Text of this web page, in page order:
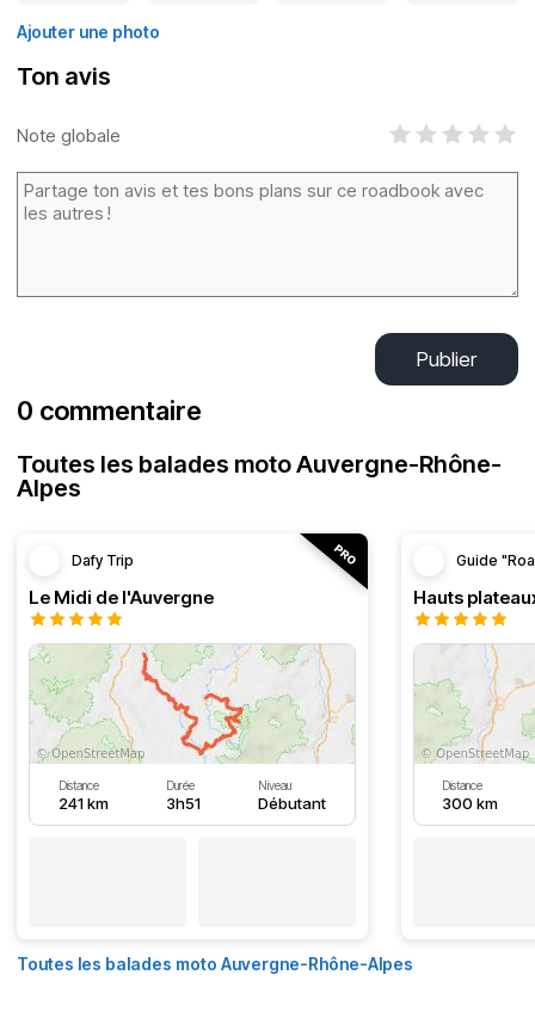
Ajouter une photo
Ton avis
Note globale
Publier
0 commentaire
Toutes les balades moto Auvergne-Rhône-
Alpes
Dafy Trip
Le Midi de l'Auvergne
Distance
241 km
Durée
3h51
Niveau
Débutant
Guide
Hauts
Distance
300 km
Toutes les balades moto Auvergne-Rhône-Alpes